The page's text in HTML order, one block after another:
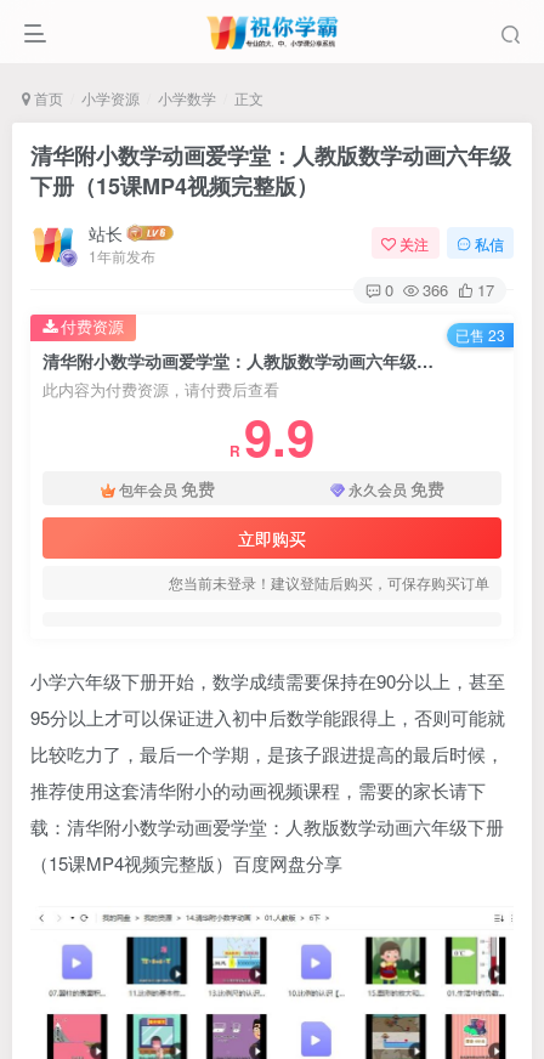
首页 小学资源 小学数学 正文
清华附小数学动画爱学堂：人教版数学动画六年级
下册（15课MP4视频完整版）
站长
1年前发布
关注 私信
0 366 17
清华附小数学动画爱学堂：人教版数学动画六年级下册（15课MP4视频完整版）
此内容为付费资源，请付费后查看
R 9.9
包年会员 免费 永久会员 免费
立即购买
您当前未登录！建议登陆后购买，可保存购买订单
付费资源 已售 23
小学六年级下册开始，数学成绩需要保持在90分以上，甚至
95分以上才可以保证进入初中后数学能跟得上，否则可能就
比较吃力了，最后一个学期，是孩子跟进提高的最后时候，
推荐使用这套清华附小的动画视频课程，需要的家长请下
载： 清华附小数学动画爱学堂 ：人教版数学动画六年级下册
（15课MP4视频完整版）百度网盘分享